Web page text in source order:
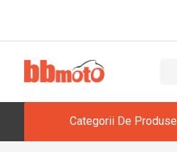
Categorii De Produse